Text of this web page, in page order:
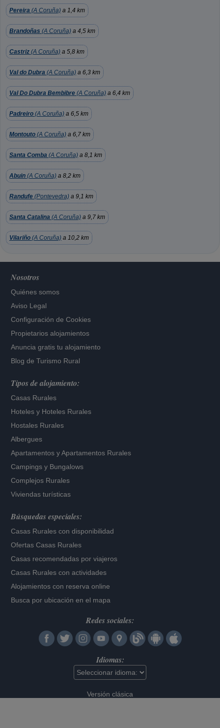
Pereira (A Coruña) a 1,4 km
Brandoñas (A Coruña) a 4,5 km
Castriz (A Coruña) a 5,8 km
Val do Dubra (A Coruña) a 6,3 km
Val Do Dubra Bembibre (A Coruña) a 6,4 km
Padreiro (A Coruña) a 6,5 km
Montouto (A Coruña) a 6,7 km
Santa Comba (A Coruña) a 8,1 km
Abuin (A Coruña) a 8,2 km
Randufe (Pontevedra) a 9,1 km
Santa Catalina (A Coruña) a 9,7 km
Vilariño (A Coruña) a 10,2 km
Nosotros
Quiénes somos
Aviso Legal
Configuración de Cookies
Propietarios alojamientos
Anuncia gratis tu alojamiento
Blog de Turismo Rural
Tipos de alojamiento:
Casas Rurales
Hoteles y Hoteles Rurales
Hostales Rurales
Albergues
Apartamentos yApartamentos Rurales
Campings y Bungalows
Complejos Rurales
Viviendas turísticas
Búsquedas especiales:
Casas Rurales con disponibilidad
Ofertas Casas Rurales
Casas recomendadas por viajeros
Casas Rurales con actividades
Alojamientos con reserva online
Busca por ubicación en el mapa
Redes sociales:
Idiomas:
Versión clásica